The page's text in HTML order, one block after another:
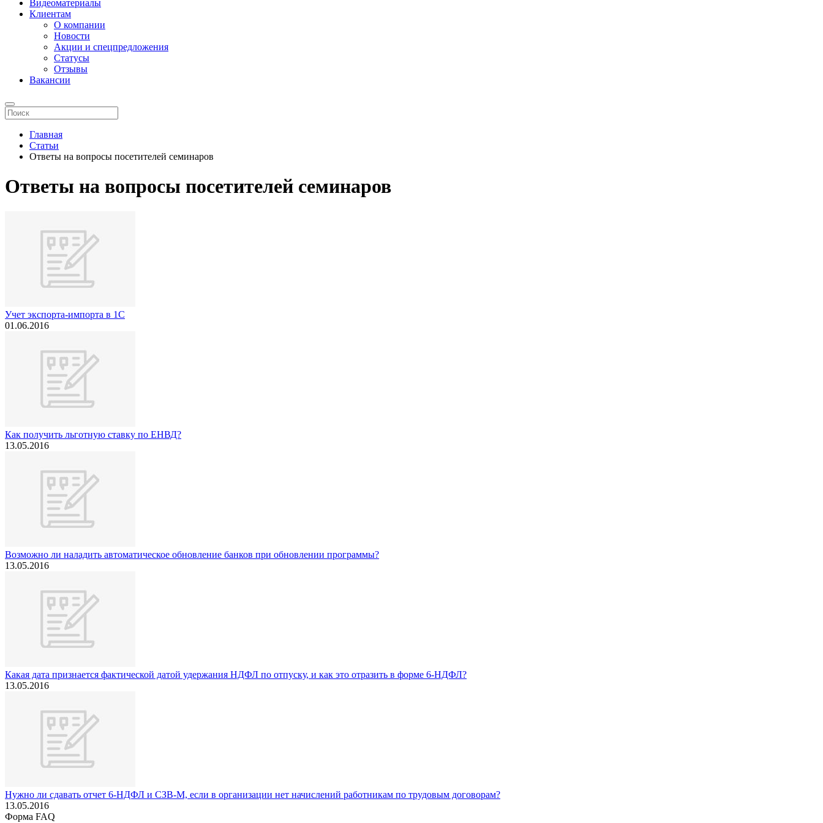
Видеоматериалы
Клиентам
О компании
Новости
Акции и спецпредложения
Статусы
Отзывы
Вакансии
Главная
Статьи
Ответы на вопросы посетителей семинаров
Ответы на вопросы посетителей семинаров
Учет экспорта-импорта в 1С
01.06.2016
Как получить льготную ставку по ЕНВД?
13.05.2016
Возможно ли наладить автоматическое обновление банков при обновлении программы?
13.05.2016
Какая дата признается фактической датой удержания НДФЛ по отпуску, и как это отразить в форме 6-НДФЛ?
13.05.2016
Нужно ли сдавать отчет 6-НДФЛ и СЗВ-М, если в организации нет начислений работникам по трудовым договорам?
13.05.2016
Форма FAQ